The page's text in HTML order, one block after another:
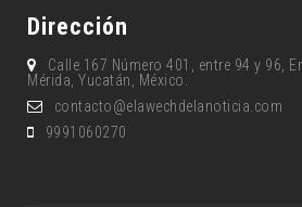
Dirección
Calle 167 Número 401, entre 94 y 96,
Mérida, Yucatán, México.
contacto@elawechdelanoticia.com
9991060270